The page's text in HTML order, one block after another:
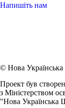
Напишіть нам
© Нова
Проект був
з Міністерством
"Нова Українська